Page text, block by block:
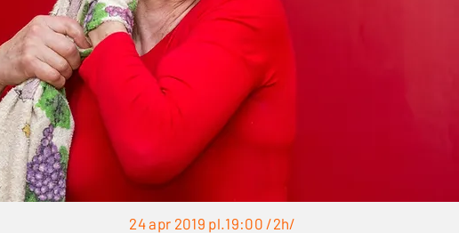
24 apr 2019 pl.19:00 /2h/